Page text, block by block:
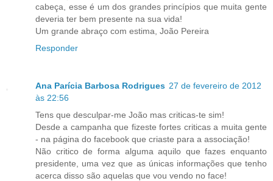
cabeça, esse é um dos grandes princípios que muita gente
deveria ter bem presente na sua vida!
Um grande abraço com estima, João Pereira
Responder
Ana Parícia Barbosa Rodrigues 27 de fevereiro de 2012
às 22:56
Tens que desculpar-me João mas criticas-te sim!
Desde a campanha que fizeste fortes criticas a muita gente
- na página do facebook que criaste para a associação!
Não critico de forma alguma aquilo que fazes enquanto
presidente, uma vez que as únicas informações que tenho
acerca disso são aquelas que vou vendo no face!